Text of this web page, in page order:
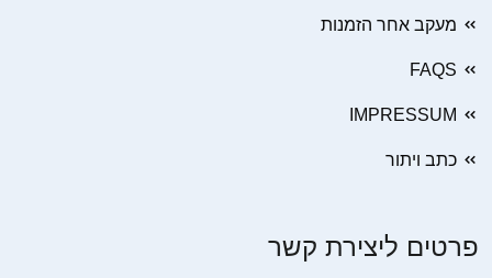
מעקב אחר הזמנות
FAQS
IMPRESSUM
כתב ויתור
פרטים ליצירת קשר